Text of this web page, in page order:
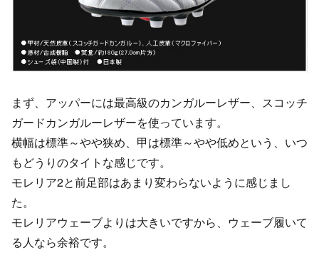
まず、アッパーには最高級のカンガルーレザー、スコッチ
ガードカンガルーレザーを使っています。
横幅は標準～やや狭め、甲は標準～やや低めという、いつ
もどうりのタイトな感じです。
モレリア2と前足部はあまり変わらないように感じまし
た。
モレリアウェーブよりは大きいですから、ウェーブ履いて
る人なら余裕です。